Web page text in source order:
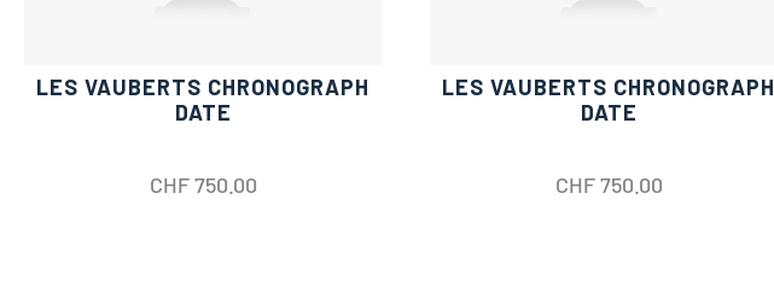
LES VAUBERTS CHRONOGRAPH
DATE
CHF750.00
LES VAUBERTS CHRONOGRAPH
DATE
CHF750.00